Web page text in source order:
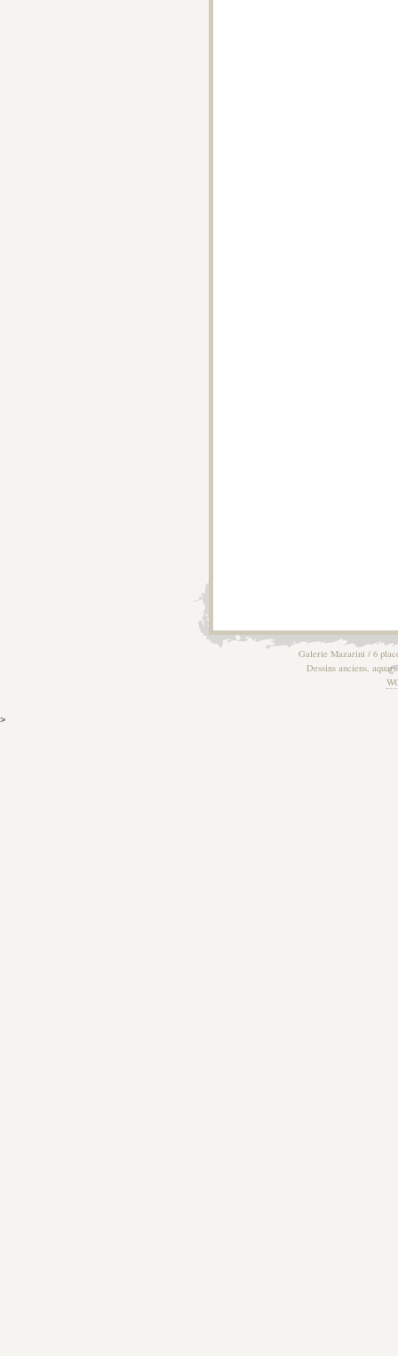
Galerie Mazarini / 6
Dessins anciens,
>